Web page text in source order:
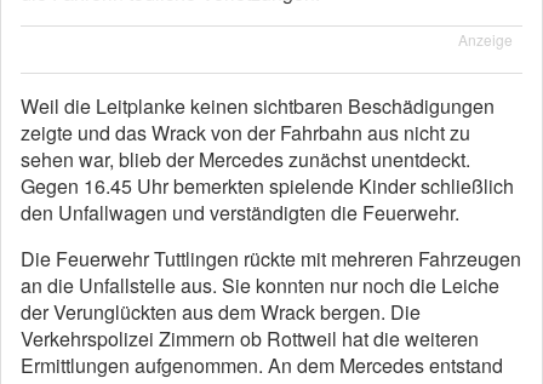
Anzeige
Weil die Leitplanke keinen sichtbaren Beschädigungen
zeigte und das Wrack von der Fahrbahn aus nicht zu
sehen war, blieb der Mercedes zunächst unentdeckt.
Gegen 16.45 Uhr bemerkten spielende Kinder schließlich
den Unfallwagen und verständigten die Feuerwehr.
Die Feuerwehr Tuttlingen rückte mit mehreren Fahrzeugen
an die Unfallstelle aus. Sie konnten nur noch die Leiche
der Verunglückten aus dem Wrack bergen. Die
Verkehrspolizei Zimmern ob Rottweil hat die weiteren
Ermittlungen aufgenommen. An dem Mercedes entstand